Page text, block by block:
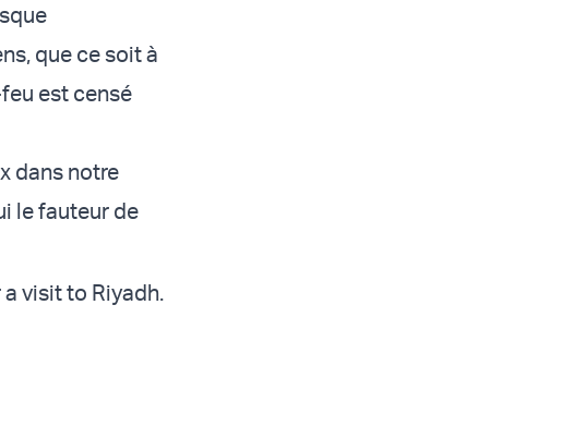
que ce soit à
est censé
dans notre
le fauteur de
visit to Riyadh.